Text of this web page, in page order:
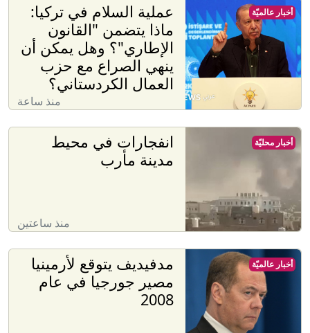
عملية السلام في تركيا:
ماذا يتضمن "القانون
الإطاري"؟ وهل يمكن أن
ينهي الصراع مع حزب
العمال الكردستاني؟
منذ ساعة
أخبار عالميّة
انفجارات في محيط
مدينة مأرب
منذ ساعتين
أخبار محليّة
مدفيديف يتوقع لأرمينيا
مصير جورجيا في عام
2008
أخبار عالميّة